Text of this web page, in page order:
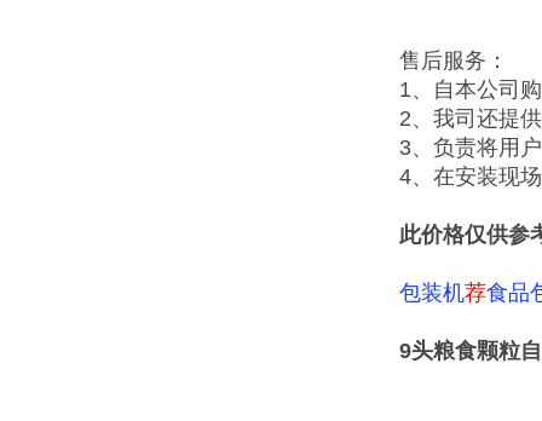
售后服务：
1、自本公司
2、我司还提
3、负责将用
4、在安装现
此价格仅供参
包装机荐食品
9头粮食颗粒